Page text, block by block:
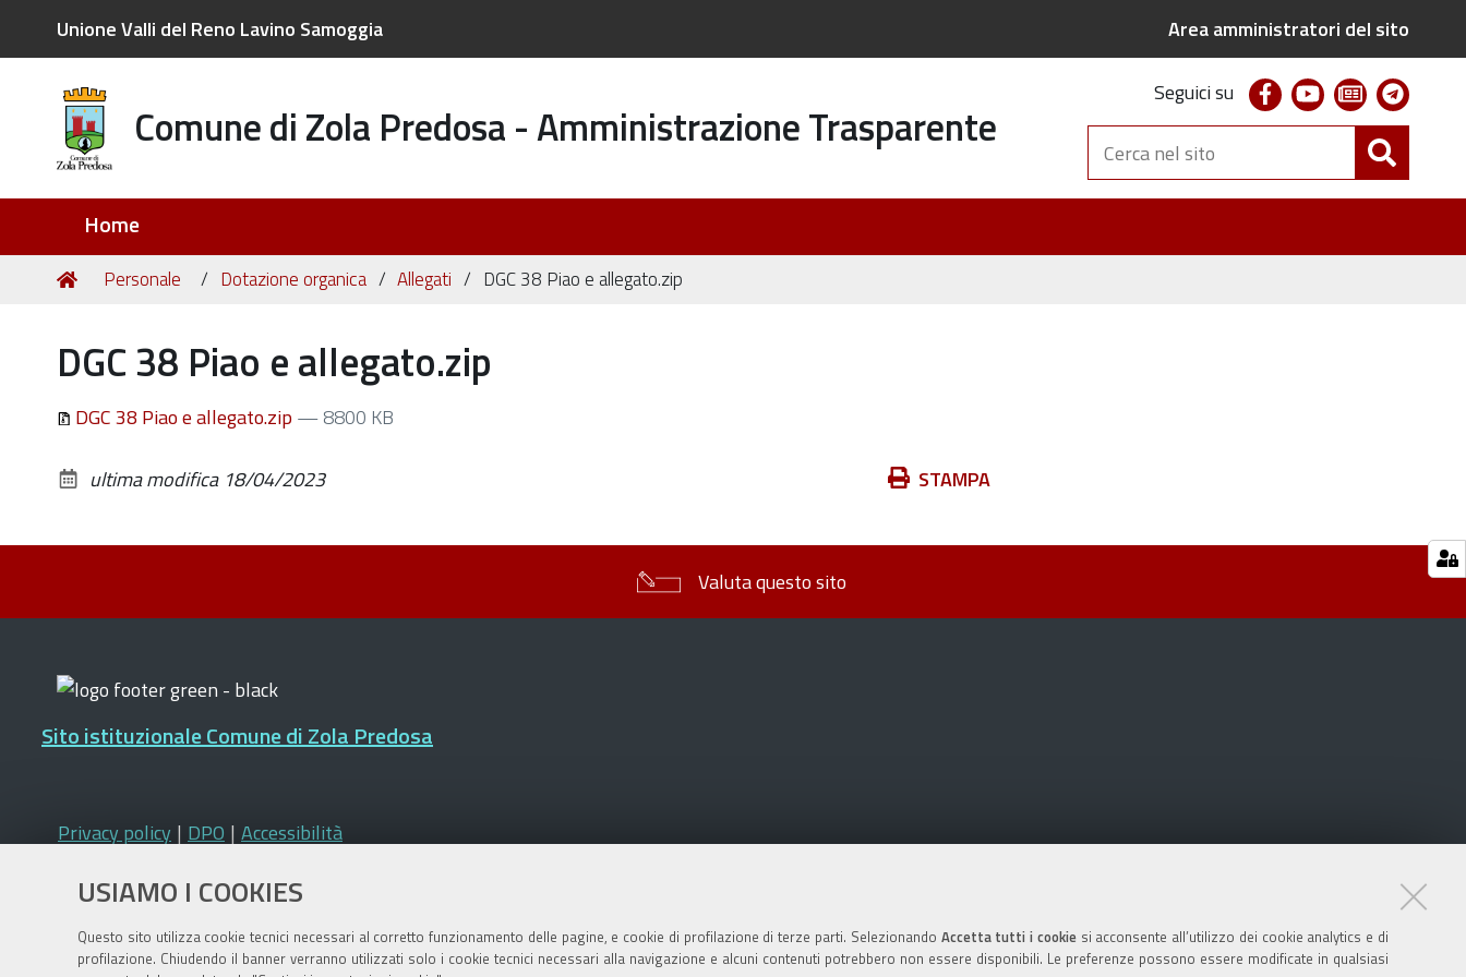
USIAMO I COOKIES
Questo sito utilizza cookie tecnici necessari al corretto funzionamento delle pagine, e cookie di profilazione di terze parti. Selezionando Accetta tutti i cookiesi acconsente all’utilizzo dei cookie analytics e di
profilazione. Chiudendo il banner verranno utilizzati solo i cookie tecnici necessari alla navigazione e alcuni contenuti potrebbero non essere disponibili. Le preferenze possono essere modificate in qualsiasi
Unione Valli del Reno Lavino Samoggia Area amministratori del sito
Comune di Zola Predosa - Amministrazione Trasparente
Seguici su facebookyoutubenewsletter
Cerca
nel
sito
Home
Tu
Home
Personale Dotazione organica Allegati DGC 38 Piao e allegato.zip
DGC 38 Piao e allegato.zip
DGC 38 Piao e allegato.zip — 8800 KB
Azioni STAMPA
ultima modifica 18/04/2023
Valuta questo sito
Sito istituzionale Comune di Zola Predosa
Privacy policy | DPO | Accessibilità